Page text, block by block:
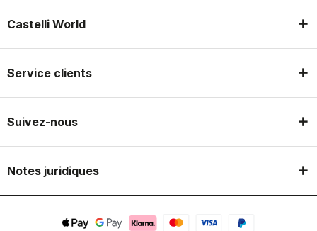
Castelli World
Service clients
Suivez-nous
Notes juridiques